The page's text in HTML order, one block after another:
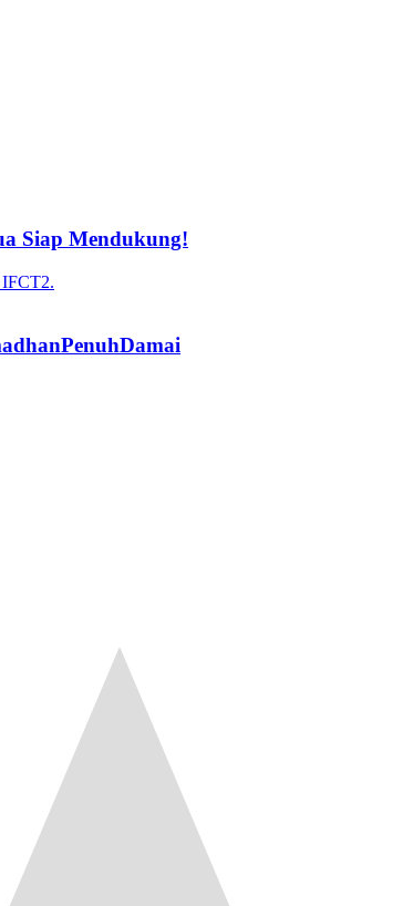
Siap Mendukung!